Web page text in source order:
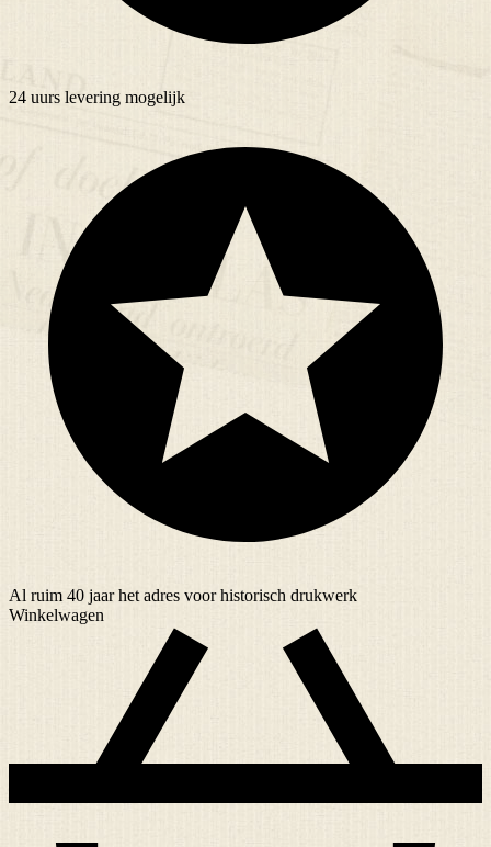
24 uurs levering mogelijk
Al ruim 40 jaarhet adres voor historisch drukwerk
Winkelwagen